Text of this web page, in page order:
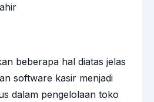
beberapa hal diatas jelas
software kasir menjadi
dalam pengelolaan toko